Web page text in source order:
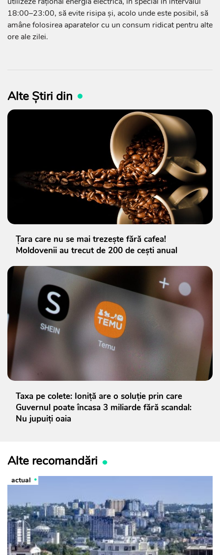
18:00–23:00, să evite risipa și, acolo unde este posibil, să
amâne folosirea aparatelor cu un consum ridicat pentru alte
ore ale zilei.
Alte Știri din
Țara care nu se mai trezește fără cafea!
Moldovenii au trecut de 200 de cești anual
Taxa pe colete: Ioniță are o soluție prin care
Guvernul poate încasa 3 miliarde fără scandal:
Nu jupuiți oaia
Alte recomandări
actual